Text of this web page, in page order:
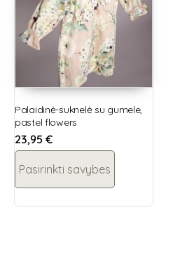
Palaidinė-suknelė su gumele,
pastel flowers
23,95 €
Pasirinkti savybes